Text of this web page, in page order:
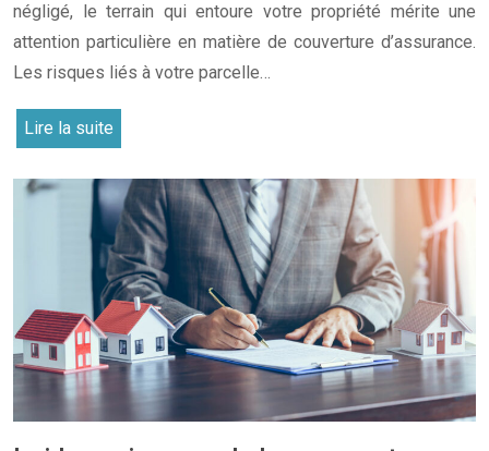
négligé, le terrain qui entoure votre propriété mérite une
attention particulière en matière de couverture d’assurance.
Les risques liés à votre parcelle…
Lire la suite